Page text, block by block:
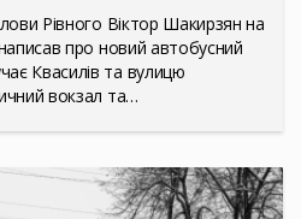
Рівного Віктор Шакирзян на
написав про новий автобусний
Квасилів та вулицю
вокзал та…